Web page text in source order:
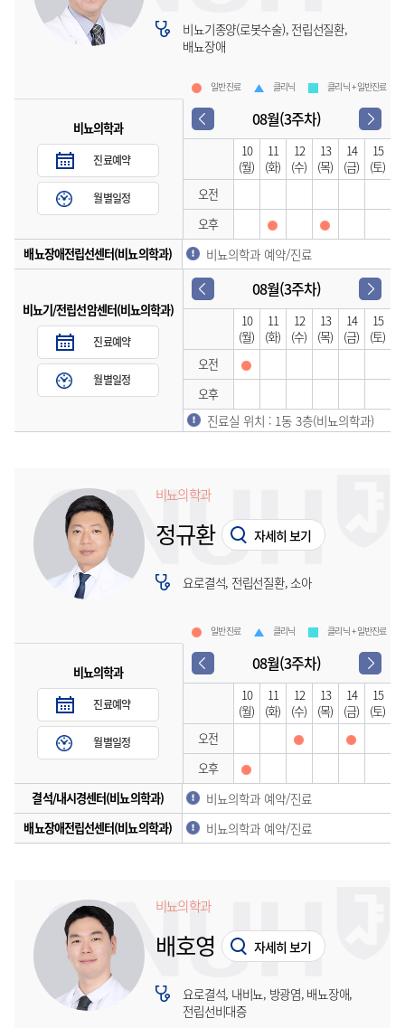
비뇨기종양(로봇수술), 전립선질환,
배뇨장애
일반진료 클리닉 클리닉 + 일반진료
비뇨의학과
진료예약
월별일정
08월(3주차)
10
(월)
11
(화)
12
(수)
13
(목)
14
(금)
15
(토)
오전
오후
배뇨장애전립선센터(비뇨의학과)
비뇨의학과 예약/진료
비뇨기/전립선암센터(비뇨의학과)
진료예약
월별일정
08월(3주차)
10
(월)
11
(화)
12
(수)
13
(목)
14
(금)
15
(토)
오전
오후
진료실 위치 : 1동 3층(비뇨의학과)
비뇨의학과
정규환 자세히 보기
요로결석, 전립선질환, 소아
일반진료 클리닉 클리닉 + 일반진료
비뇨의학과
진료예약
월별일정
08월(3주차)
10
(월)
11
(화)
12
(수)
13
(목)
14
(금)
15
(토)
오전
오후
결석/내시경센터(비뇨의학과)
비뇨의학과 예약/진료
배뇨장애전립선센터(비뇨의학과) 비뇨의학과 예약/진료
비뇨의학과
배호영 자세히 보기
요로결석, 내비뇨, 방광염, 배뇨장애,
전립선비대증